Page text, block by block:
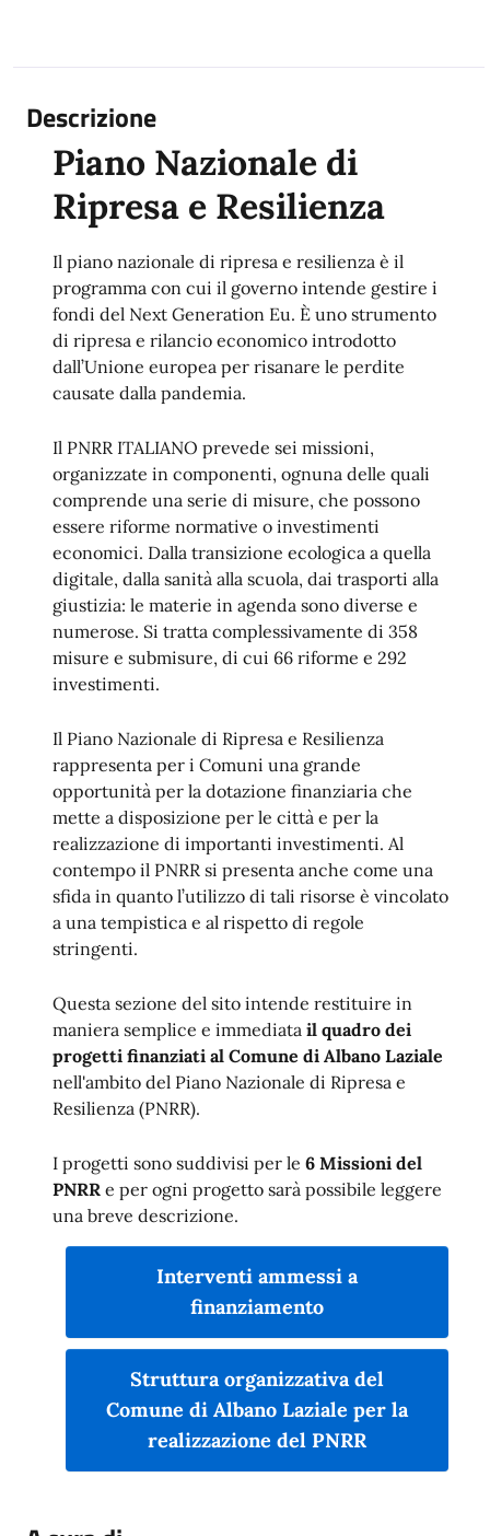
Descrizione
Piano Nazionale di
Ripresa e Resilienza
Il piano nazionale di ripresa e resilienza è il
programma con cui il governo intende gestire i
fondi del Next Generation Eu. È uno strumento
di ripresa e rilancio economico introdotto
dall’Unione europea per risanare le perdite
causate dalla pandemia.
Il PNRR ITALIANO prevede sei missioni,
organizzate in componenti, ognuna delle quali
comprende una serie di misure, che possono
essere riforme normative o investimenti
economici. Dalla transizione ecologica a quella
digitale, dalla sanità alla scuola, dai trasporti alla
giustizia: le materie in agenda sono diverse e
numerose. Si tratta complessivamente di 358
misure e submisure, di cui 66 riforme e 292
investimenti.
Il Piano Nazionale di Ripresa e Resilienza
rappresenta per i Comuni una grande
opportunità per la dotazione finanziaria che
mette a disposizione per le città e per la
realizzazione di importanti investimenti. Al
contempo il PNRR si presenta anche come una
sfida in quanto l’utilizzo di tali risorse è vincolato
a una tempistica e al rispetto di regole
stringenti.
Questa sezione del sito intende restituire in
maniera semplice e immediata il quadro dei
progetti finanziati al Comune di Albano Laziale
nell'ambito del Piano Nazionale di Ripresa e
Resilienza (PNRR).
I progetti sono suddivisi per le 6 Missioni del
PNRR e per ogni progetto sarà possibile leggere
una breve descrizione.
Interventi ammessi a
finanziamento
Struttura organizzativa del
Comune di Albano Laziale per la
realizzazione del PNRR